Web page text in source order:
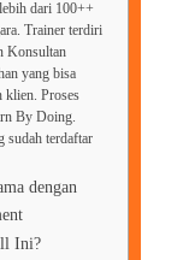
dari 100++
Trainer terdiri
Konsultan
yang bisa
klien. Proses
By Doing.
sudah terdaftar
dengan
Ini?